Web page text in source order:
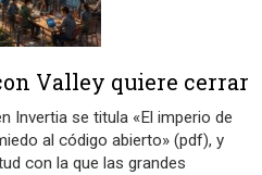
Valley quiere cerrar
Invertia se titula «El imperio de
al código abierto» (pdf), y
con la que las grandes